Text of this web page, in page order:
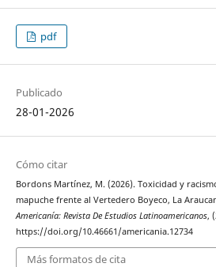
pdf
Publicado
28-01-2026
Cómo citar
Bordons Martínez, M. (2026). Toxicidad y
mapuche frente al Vertedero Boyeco, La
Americanía: Revista De Estudios Latinoamericanos,
https://doi.org/10.46661/americania.12734
Más formatos de cita